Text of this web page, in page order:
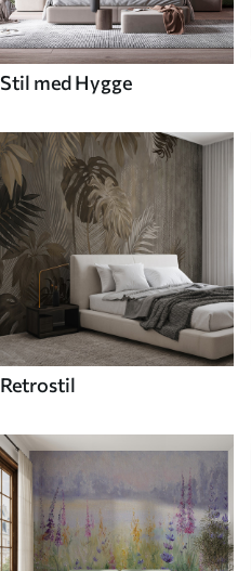
Stil med Hygge
Retrostil